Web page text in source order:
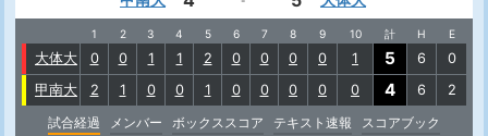
1 2 3 4 5 6 7 8 9 10 計 H E
大体大 0 0 1 1 2 0 0 0 0 1 5 6
0
甲南大
2 1 0 0 1 0 0 0 0 0 4 6
2
試合経過
メンバー ボックススコア テキスト速報
スコアブック